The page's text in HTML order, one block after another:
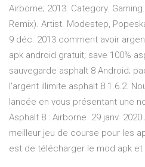
Airborne; 2013. Category.
Remix). Artist. Modestep,
9 déc. 2013 comment avoir
apk android gratuit; save 100%
sauvegarde asphalt 8 Android;
l'argent illimite asphalt 8 1.6.2.
lancée en vous présentant une
Asphalt 8 : Airborne 29 janv.
meilleur jeu de course pour les
est de télécharger le mod apk